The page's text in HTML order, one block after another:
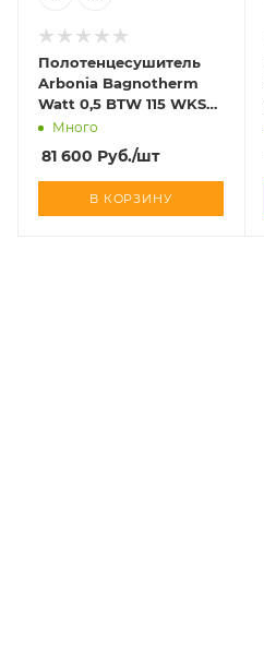
Полотенцесушитель
Arbonia Bagnotherm
Watt 0,5 BTW 115 WKS
белый
Много
81 600 Руб./шт
В КОРЗИНУ